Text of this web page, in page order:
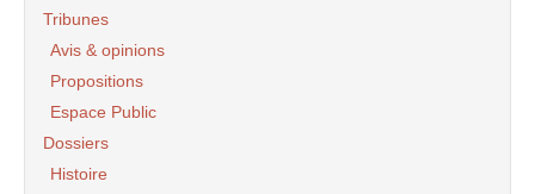
Tribunes
Avis & opinions
Propositions
Espace Public
Dossiers
Histoire